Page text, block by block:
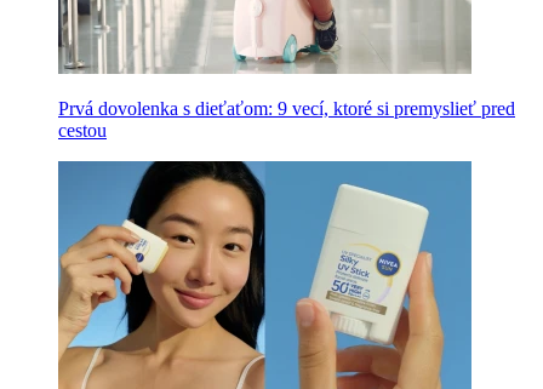
Prvá dovolenka s dieťaťom: 9 vecí, ktoré si premyslieť pred
cestou